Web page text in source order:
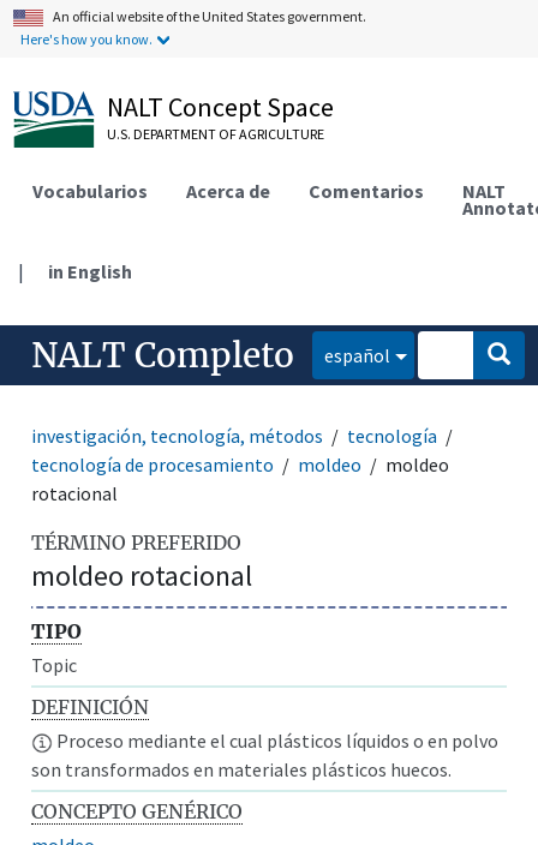
An official website of the United States government.
Here's how you know.
NALT Concept Space
U.S. DEPARTMENT OF AGRICULTURE
Vocabularios Acerca de Comentarios NALT
| in English
NALT Completo español
investigación, tecnología, métodos
tecnología
tecnología de procesamiento
moldeo
moldeo
rotacional
TÉRMINO PREFERIDO
moldeo rotacional
TIPO
Topic
DEFINICIÓN
Proceso mediante el cual plásticos líquidos o en polvo
son transformados en materiales plásticos huecos.
CONCEPTO GENÉRICO